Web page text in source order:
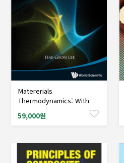
샘플도서신청
Matererials
Thermodynamics: With
Approach
59,000원